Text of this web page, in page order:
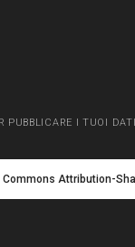
PUBBLICARE I TUOI DATI
Commons Attribution-